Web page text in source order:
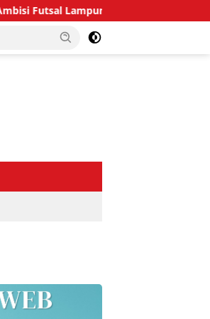
Lampung Mengakhiri Tradisi Runner-up